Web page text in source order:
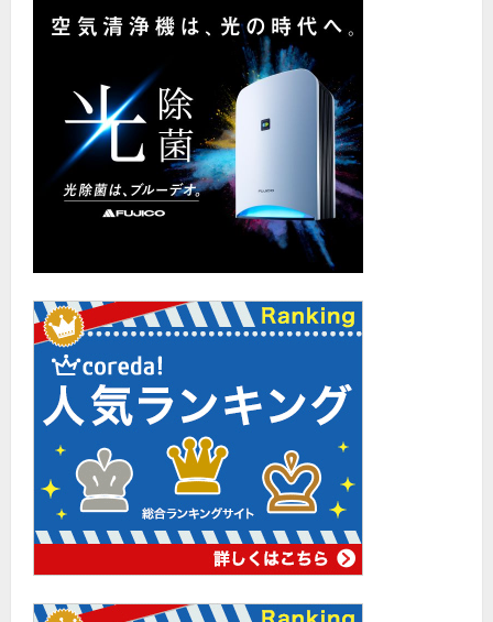
遺
族
明
な
く
「通
学
途
の
事
故」
請
つ
い
て
ら
に
読
む